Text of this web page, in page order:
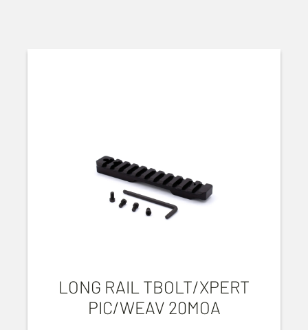
LONG RAIL TBOLT/XPERT
PIC/WEAV 20MOA